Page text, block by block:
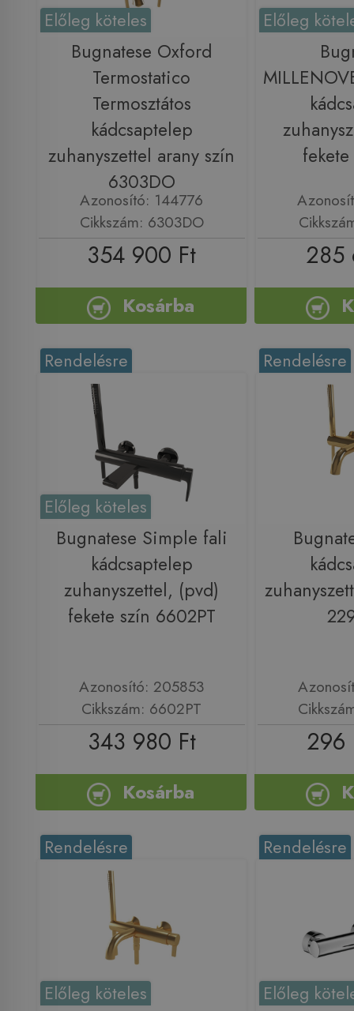
Előleg köteles
Bugnatese Oxford
Termostatico
Termosztátos
kádcsaptelep
zuhanyszettel arany szín
6303DO
Azonosító: 144776
Cikkszám: 6303DO
354 900 Ft
Kosárba
Előleg
285
Rendelésre
Előleg köteles
Bugnatese Simple fali
kádcsaptelep
zuhanyszettel, (pvd)
fekete szín 6602PT
Azonosító: 205853
Cikkszám: 6602PT
343 980 Ft
Kosárba
Rendelésre
296
Rendelésre
Előleg köteles
Rendelésre
Előleg